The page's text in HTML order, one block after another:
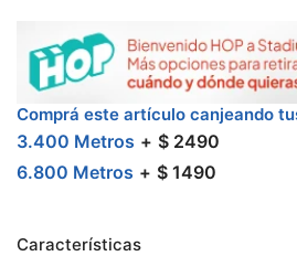
Comprá este artículo canjeando
3.400 Metros $ 2490
6.800 Metros $ 1490
Características